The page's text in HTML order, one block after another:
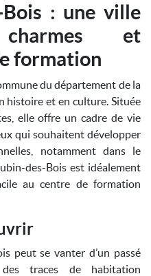
Bois : une ville
et
formation
du département de la
histoire et en culture. Située
elle offre un cadre de vie
qui souhaitent développer
notamment dans le
des-Bois est idéalement
au centre de formation
peut se vanter d’un passé
traces de habitation